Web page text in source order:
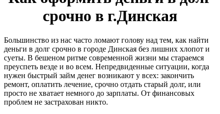
срочно в г.Динская
Большинство из нас часто ломают голову над тем, как найти
деньги в долг срочно в городе Динская без лишних хлопот и
суеты. В бешеном ритме современной жизни мы стараемся
преуспеть везде и во всем. Непредвиденные ситуации, когда
нужен быстрый займ денег возникают у всех: закончить
ремонт, оплатить лечение, срочно отдать старый долг, или
просто не хватает немного до зарплаты. От финансовых
проблем не застрахован никто.